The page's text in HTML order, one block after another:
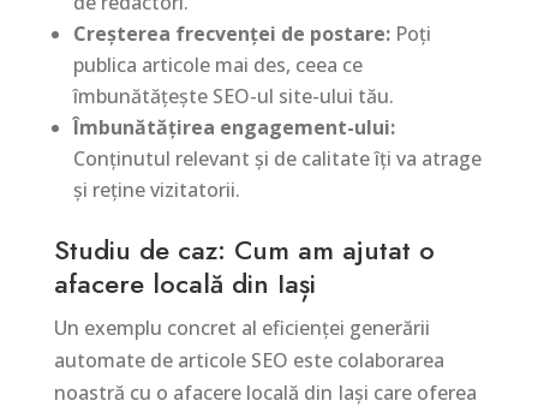
Creșterea frecvenței de postare:Poți
publica articole mai des, ceea ce
îmbunătățește SEO-ul site-ului tău.
Îmbunătățirea engagement-ului:
Conținutul relevant și de calitate îți va atrage
și reține vizitatorii.
Studiu de caz: Cum am ajutat o
afacere locală din Iași
Un exemplu concret al eficienței generării
automate de articole SEO este colaborarea
noastră cu o afacere locală din Iași care oferea